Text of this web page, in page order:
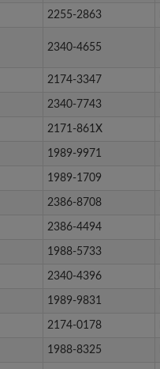
2255-2863
2340-4655
2174-3347
2340-7743
2171-861X
1989-9971
1989-1709
2386-8708
2386-4494
1988-5733
2340-4396
1989-9831
2174-0178
1988-8325